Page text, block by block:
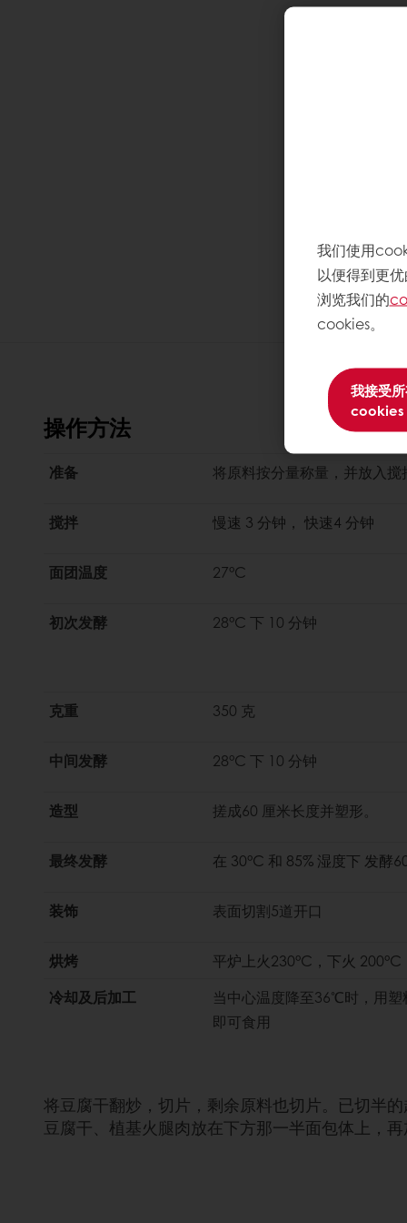
操作方法
准备 将原料按分量称量，并放入搅
搅拌 慢速 3 分钟， 快速4 分钟
面团温度 27°C
初次发酵 28°C 下 10 分钟
克重 350 克
中间发酵 28°C 下 10 分钟
造型 搓成60 厘米长度并塑形。
最终发酵 在 30°C 和 85% 湿度下 发酵
装饰 表面切割5道开口
烘烤
平炉上火230°C，下火
冷却及后加工
当中心温度降至36℃时，用
即可食用
将豆腐干翻炒，切片，剩余原料也切片。已切半
豆腐干、植基火腿肉放在下方那一半面包体上，
我们使用
以便得到更
浏览我们的
cookies。
我接受
cookies